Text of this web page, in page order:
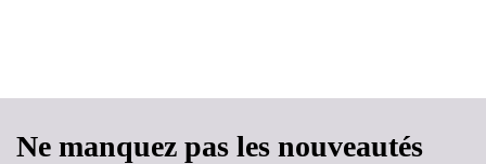
Ne manquez pas les nouveautés